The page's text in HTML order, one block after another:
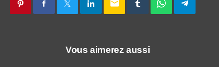
email
Vous aimerez aussi